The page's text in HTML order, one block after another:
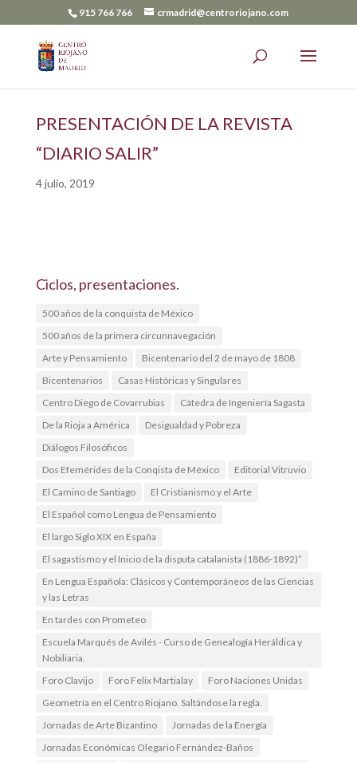
915 766 766 crmadrid@centroriojano.com
PRESENTACIÓN DE LA REVISTA
“DIARIO SALIR”
4 julio, 2019
Ciclos, presentaciones.
500 años de la conquista de México
500 años de la primera circunnavegación
Arte y Pensamiento
Bicentenario del 2 de mayo de 1808
Bicentenarios
Casas Históricas y Singulares
Centro Diego de Covarrubias
Cátedra de Ingeniería Sagasta
De la Rioja a América
Desigualdad y Pobreza
Diálogos Filosóficos
Dos Efemérides de la Conqista de México
Editorial Vitruvio
El Camino de Santiago
El Cristianismo y el Arte
El Español como Lengua de Pensamiento
El largo Siglo XIX en España
El sagastismo y el Inicio de la disputa catalanista (1886-1892)”
En Lengua Española: Clásicos y Contemporáneos de las Ciencias
y las Letras
En tardes con Prometeo
Escuela Marqués de Avilés - Curso de Genealogía Heráldica y
Nobiliaria.
Foro Clavijo
Foro Felix Martialay
Foro Naciones Unidas
Geometría en el Centro Riojano. Saltándose la regla.
Jornadas de Arte Bizantino
Jornadas de la Energía
Jornadas Económicas Olegario Fernández-Baños